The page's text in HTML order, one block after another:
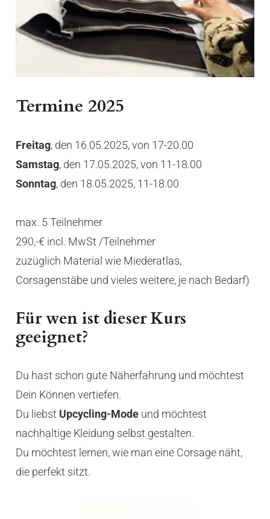
Termine 2025
Freitag, den 16.05.2025, von 17-20.00
Samstag, den 17.05.2025, von 11-18.00
Sonntag, den 18.05.2025, 11-18.00
max. 5 Teilnehmer
290,-€ incl. MwSt /Teilnehmer
zuzüglich Material wie Miederatlas,
Corsagenstäbe und vieles weitere, je nach Bedarf)
Für wen ist dieser Kurs
geeignet?
Du hast schon gute Näherfahrung und möchtest
Dein Können vertiefen.
Du liebst Upcycling-Mode und möchtest
nachhaltige Kleidung selbst gestalten.
Du möchtest lernen, wie man eine Corsage näht,
die perfekt sitzt.